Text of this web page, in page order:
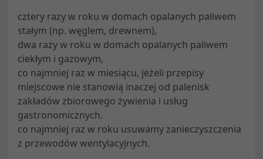
cztery razy w roku w domach opalanych paliwem
stałym (np. węglem, drewnem),
dwa razy w roku w domach opalanych paliwem
ciekłym i gazowym,
co najmniej raz w miesiącu, jeżeli przepisy
miejscowe nie stanowią inaczej od palenisk
zakładów zbiorowego żywienia i usług
gastronomicznych.
co najmniej raz w roku usuwamy zanieczyszczenia
z przewodów wentylacyjnych.